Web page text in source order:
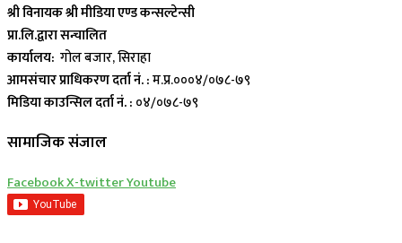
श्री विनायक श्री मीडिया एण्ड कन्सल्टेन्सी
प्रा.लि.द्वारा सन्चालित
कार्यालय: गोल बजार, सिराहा
आमसंचार प्राधिकरण दर्ता नं. :म.प्र.०००४/०७८-७९
मिडिया काउन्सिल दर्ता नं. : ०४/०७८-७९
सामाजिक संजाल
FacebookX-twitterYoutube